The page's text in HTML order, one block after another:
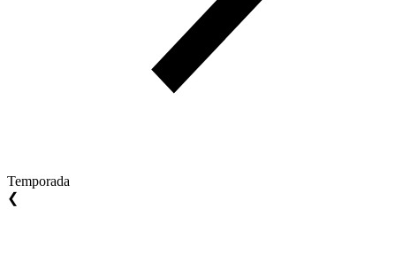
Temporada
❮